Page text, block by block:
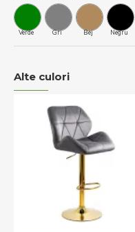
Verde Gri Bej Negru
Alte culori